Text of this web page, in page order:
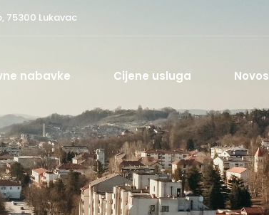
75300 Lukavac
nabavke Cijene usluga